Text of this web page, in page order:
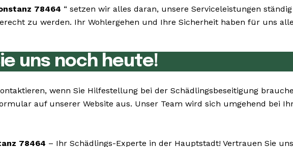
78464 “ setzen wir alles daran, unsere Serviceleistungen
zu werden. Ihr Wohlergehen und Ihre Sicherheit haben für uns
uns noch heute!
wenn Sie Hilfestellung bei der Schädlingsbeseitigung
auf unserer Website aus. Unser Team wird sich umgehend bei
78464 – Ihr Schädlings-Experte in der Hauptstadt! Vertrauen Sie